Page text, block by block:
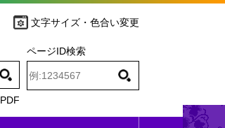
文字サイズ・色合い変更
PDF
ページID検索